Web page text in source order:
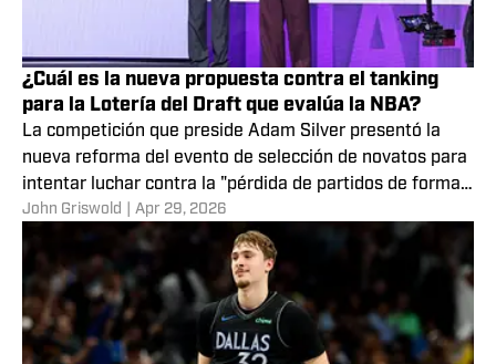
¿Cuál es la nueva propuesta contra el tanking
para la Lotería del Draft que evalúa la NBA?
La competición que preside Adam Silver presentó la
nueva reforma del evento de selección de novatos para